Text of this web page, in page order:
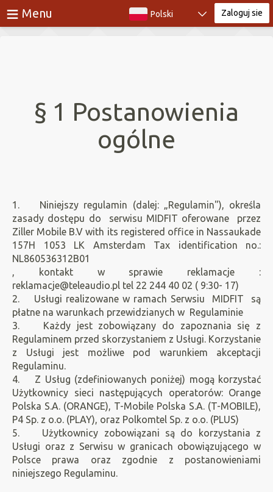
≡ Menu Polski Zaloguj sie
§ 1 Postanowienia
ogólne
1. Niniejszy regulamin (dalej: „Regulamin"), określa
zasady dostępu do serwisu MIDFIT oferowane przez
Ziller Mobile B.V with its registered office in Nassaukade
157H 1053 LK Amsterdam Tax identification no.:
NL860536312B01
, kontakt w sprawie reklamacje :
reklamacje@teleaudio.pl tel 22 244 40 02 ( 9:30- 17)
2. Usługi realizowane w ramach Serwsiu MIDFIT są
płatne na warunkach przewidzianych w Regulaminie
3. Każdy jest zobowiązany do zapoznania się z
Regulaminem przed skorzystaniem z Usługi. Korzystanie
z Usługi jest możliwe pod warunkiem akceptacji
Regulaminu.
4. Z Usług (zdefiniowanych poniżej) mogą korzystać
Użytkownicy sieci następujących operatorów: Orange
Polska S.A. (ORANGE), T-Mobile Polska S.A. (T-MOBILE),
P4 Sp. z o.o. (PLAY), oraz Polkomtel Sp. z o.o. (PLUS)
5. Użytkownicy zobowiązani są do korzystania z
Usługi oraz z Serwisu w granicach obowiązującego w
Polsce prawa oraz zgodnie z postanowieniami
niniejszego Regulaminu.